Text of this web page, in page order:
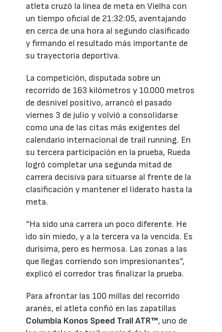
atleta cruzó la línea de meta en Vielha con
un tiempo oficial de 21:32:05, aventajando
en cerca de una hora al segundo clasificado
y firmando el resultado más importante de
su trayectoria deportiva.
La competición, disputada sobre un
recorrido de 163 kilómetros y 10.000 metros
de desnivel positivo, arrancó el pasado
viernes 3 de julio y volvió a consolidarse
como una de las citas más exigentes del
calendario internacional de trail running. En
su tercera participación en la prueba, Rueda
logró completar una segunda mitad de
carrera decisiva para situarse al frente de la
clasificación y mantener el liderato hasta la
meta.
“Ha sido una carrera un poco diferente. He
ido sin miedo, y a la tercera va la vencida. Es
durísima, pero es hermosa. Las zonas a las
que llegas corriendo son impresionantes”,
explicó el corredor tras finalizar la prueba.
Para afrontar las 100 millas del recorrido
aranés, el atleta confió en las zapatillas
Columbia Konos Speed Trail ATR™, uno de